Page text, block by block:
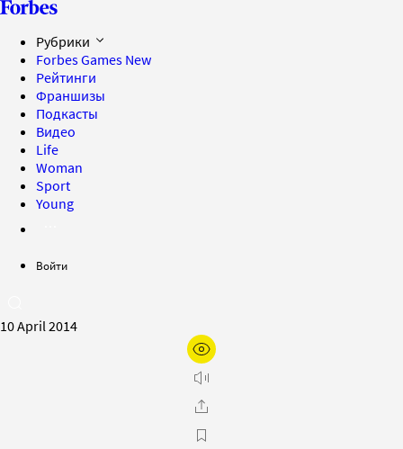
Рубрики
Forbes Games New
Рейтинги
Франшизы
Подкасты
Видео
Life
Woman
Sport
Young
Войти
10 April 2014